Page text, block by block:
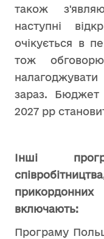
також
наступні
очікується в
тож
зараз. Бюджет
2027 рр
Iнші
включають:
Програму